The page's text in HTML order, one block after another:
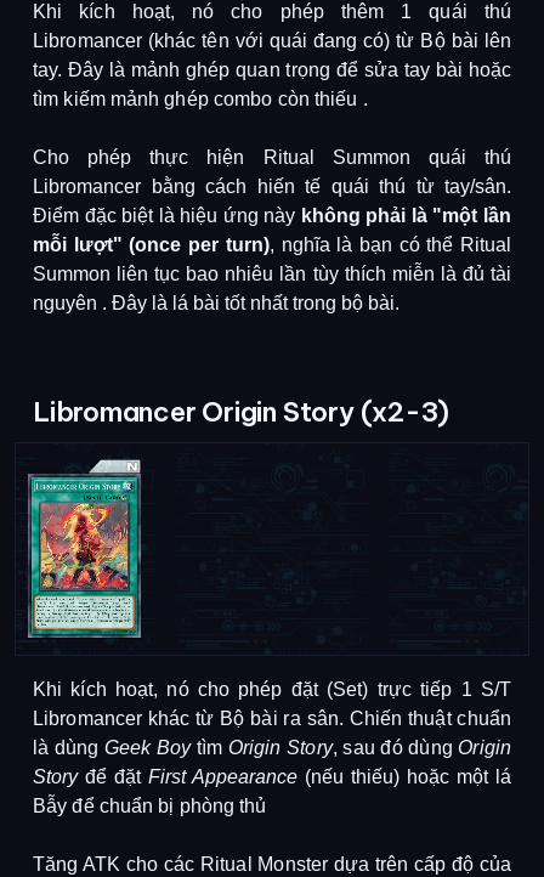
Khi kích hoạt, nó cho phép thêm 1 quái thú
Libromancer (khác tên với quái đang có) từ Bộ bài lên
tay.Đây là mảnh ghép quan trọng để sửa tay bài hoặc
tìm kiếm mảnh ghép combo còn thiếu .
Cho phép thực hiện Ritual Summon quái thú
Libromancer bằng cách hiến tế quái thú từ tay/sân.
Điểm đặc biệt là hiệu ứng này không phải là "một lần
mỗi lượt" (once per turn), nghĩa là bạn có thể Ritual
Summon liên tục bao nhiêu lần tùy thích miễn là đủ tài
nguyên . Đây là lá bài tốt nhất trong bộ bài.
Libromancer Origin Story (x2-3)
Khi kích hoạt, nó cho phép đặt (Set) trực tiếp 1 S/T
Libromancer khác từ Bộ bài ra sân. Chiến thuật chuẩn
là dùng Geek Boytìm Origin Story, sau đó dùng Origin
Storyđể đặt First Appearance (nếu thiếu) hoặc một lá
Bẫy để chuẩn bị phòng thủ
Tăng ATK cho các Ritual Monster dựa trên cấp độ của